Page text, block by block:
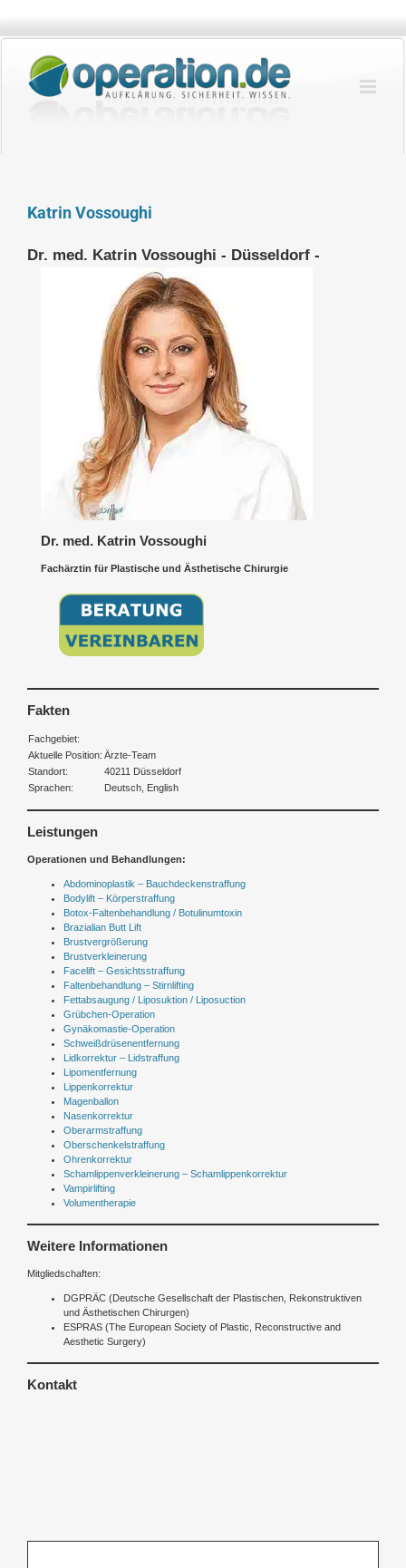
springen
Katrin Vossoughi
Dr. med. Katrin Vossoughi - Düsseldorf -
Dr. med. Katrin Vossoughi
Fachärztin für Plastische und Ästhetische Chirurgie
Fakten
Fachgebiet:
Aktuelle Position: Ärzte-Team
Standort:
40211 Düsseldorf
Sprachen:
Deutsch, English
Leistungen
Operationen und Behandlungen:
Abdominoplastik – Bauchdeckenstraffung
Bodylift – Körperstraffung
Botox-Faltenbehandlung / Botulinumtoxin
Brazialian Butt Lift
Brustvergrößerung
Brustverkleinerung
Facelift – Gesichtsstraffung
Faltenbehandlung – Stirnlifting
Fettabsaugung / Liposuktion / Liposuction
Grübchen-Operation
Gynäkomastie-Operation
Schweißdrüsenentfernung
Lidkorrektur – Lidstraffung
Lipomentfernung
Lippenkorrektur
Magenballon
Nasenkorrektur
Oberarmstraffung
Oberschenkelstraffung
Ohrenkorrektur
Schamlippenverkleinerung – Schamlippenkorrektur
Vampirlifting
Volumentherapie
Weitere Informationen
Mitgliedschaften:
DGPRÄC (Deutsche Gesellschaft der Plastischen, Rekonstruktiven
und Ästhetischen Chirurgen)
ESPRAS (The European Society of Plastic, Reconstructive and
Aesthetic Surgery)
Kontakt